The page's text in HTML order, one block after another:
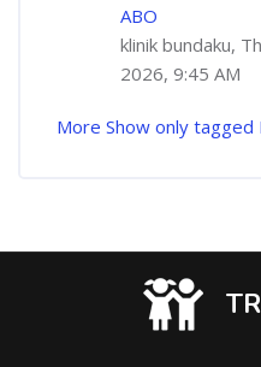
ABO
klinik bundaku,
2026, 9:45 AM
More Show only tagged